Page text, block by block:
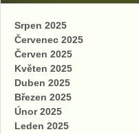
Srpen 2025
Červenec 2025
Červen 2025
Květen 2025
Duben 2025
Březen 2025
Únor 2025
Leden 2025